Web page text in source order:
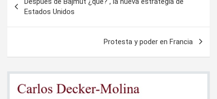
de
entradas
Estados Unidos
Protesta y poder en Francia